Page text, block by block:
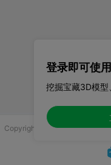
Copyright © 2025 无锡控博科
登录即可使
挖掘宝藏3D模型